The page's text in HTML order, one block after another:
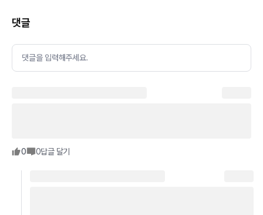
댓글
댓글을 입력해주세요.
0 0답글 달기